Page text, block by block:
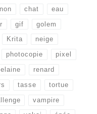
chat eau
gif golem
Krita neige
photocopie pixel
renard
tasse tortue
vampire